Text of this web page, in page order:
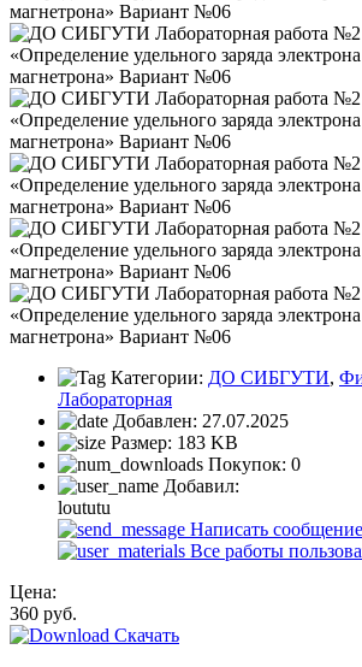
Категории: ДО СИБГУТИ,
Лабораторная
Добавлен: 27.07.2025
Размер: 183 KB
Покупок: 0
Добавил:
loututu
Написать сообщение
Все работы
Цена:
360 руб.
Скачать